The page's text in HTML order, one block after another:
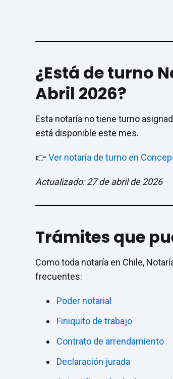
¿Está de turno
Abril 2026?
Esta notaría no tiene turno
está disponible este mes.
👉Ver notaría de turno en
Actualizado: 27 de abril de 2026
Trámites que
Como toda notaría en Chile,
frecuentes:
Poder notarial
Finiquito de trabajo
Contrato de arrendamiento
Declaración jurada